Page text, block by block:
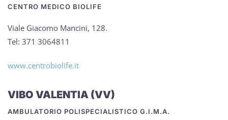
CENTRO MEDICO BIOLIFE
Viale Giacomo Mancini, 128.
Tel: 371 3064811
www.centrobiolife.it
VIBO VALENTIA (VV)
AMBULATORIO POLISPECIALISTICO G.I.M.A.